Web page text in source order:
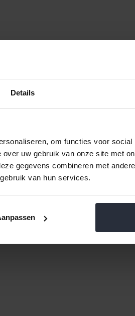
Details
om functies voor
uw gebruik van onze site met
gegevens combineren met
van hun services.